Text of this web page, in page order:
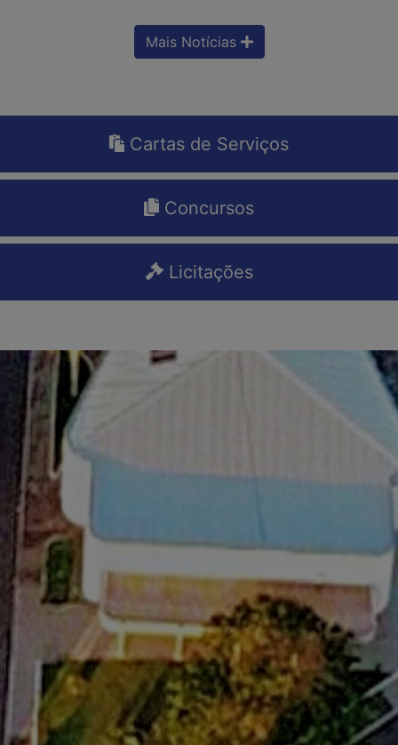
Mais Notícias
Cartas de Serviços
Concursos
Licitações